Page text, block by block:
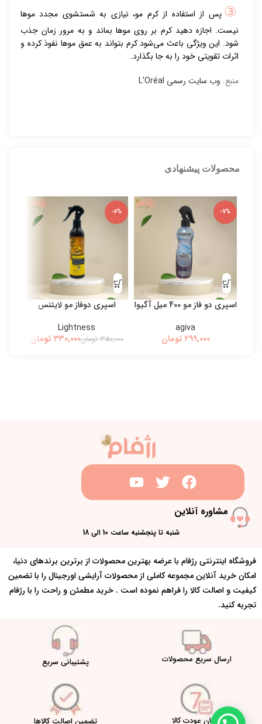
③ پس از استفاده از کرم مو، نیازی به شستشوی مجدد موها
نیست. اجازه دهید کرم بر روی موها بماند و به مرور زمان جذب
شود. این ویژگی باعث می‌شود کرم بتواند به عمق موها نفوذ کرده و
اثرات تقویتی خود را به جا بگذارد.
منبع: وب سایت رسمی L’Oréal
محصولات پیشنهادی
-7%
اسپری دو فاز مو 400 میل آگیوا
agiva
تومان
-6%
اسپری دوفاز مو لایتنس
Lightness
۳۵۰,۰۰۰ تومان۳۳۰,۰۰۰ تومان
مشاوره آنلاین
شنبه تا پنجشنبه ساعت 10 الی 18
فروشگاه اینترنتی رژفام با عرضه بهترین محصولات از برترین برندهای دنیا،
امکان خرید آنلاین مجموعه کاملی از محصولات آرایشی اورجینال را با تضمین
کیفیت و اصالت کالا را فراهم نموده است . خرید مطمئن و راحت را با رژفام
تجربه کنید.
ارسال سریع محصولات
امکان عودت کالا
پشتیبانی سریع
تضمین اصالت کالاها